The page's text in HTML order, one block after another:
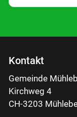
Kontakt
Gemeinde
Kirchweg 4
CH-3203